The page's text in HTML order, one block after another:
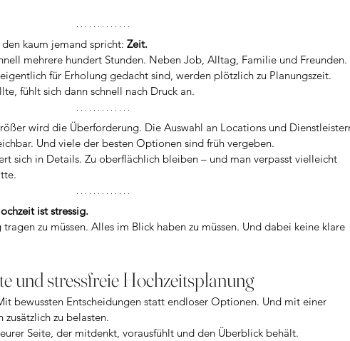
kaum jemand spricht: Zeit.
mehrere hundert Stunden. Neben Job, Alltag, Familie und Freunden.
für Erholung gedacht sind, werden plötzlich zu Planungszeit.
fühlt sich dann schnell nach Druck an.
wird die Überforderung. Die Auswahl an Locations und
Und viele der besten Optionen sind früh vergeben.
sich in Details. Zu oberflächlich bleiben – und man verpasst vielleicht
ist stressig.
zu müssen. Alles im Blick haben zu müssen. Und dabei keine klare
und stressfreie Hochzeitsplanung
bewussten Entscheidungen statt endloser Optionen. Und mit einer
zu belasten.
Seite, der mitdenkt, vorausfühlt und den Überblick behält.